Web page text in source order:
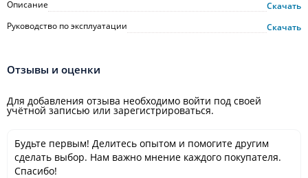
Описание
Скачать
Руководство по эксплуатации
Скачать
Отзывы и оценки
Для добавления отзыва необходимо войти под своей
учётной записью или зарегистрироваться.
Будьте первым! Делитесь опытом и помогите другим
сделать выбор. Нам важно мнение каждого покупателя.
Спасибо!